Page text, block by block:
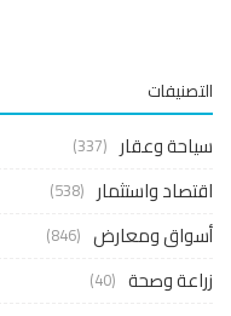
وعقار (337)
واستثمار (538)
ومعارض (846)
وصحة (40)